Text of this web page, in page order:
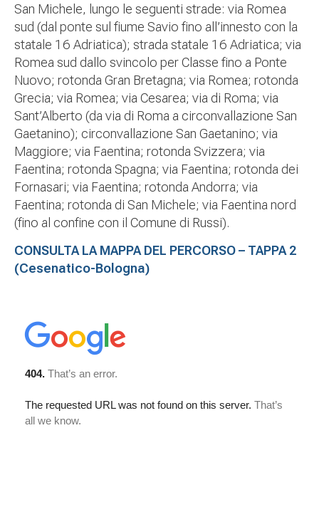
San Michele, lungo le seguenti strade: via Romea
sud (dal ponte sul fiume Savio fino all’innesto con la
statale 16 Adriatica); strada statale 16 Adriatica; via
Romea sud dallo svincolo per Classe fino a Ponte
Nuovo; rotonda Gran Bretagna; via Romea; rotonda
Grecia; via Romea; via Cesarea; via di Roma; via
Sant’Alberto (da via di Roma a circonvallazione San
Gaetanino); circonvallazione San Gaetanino; via
Maggiore; via Faentina; rotonda Svizzera; via
Faentina; rotonda Spagna; via Faentina; rotonda dei
Fornasari; via Faentina; rotonda Andorra; via
Faentina; rotonda di San Michele; via Faentina nord
(fino al confine con il Comune di Russi).
CONSULTA LA MAPPA DEL PERCORSO – TAPPA 2
(Cesenatico-Bologna)